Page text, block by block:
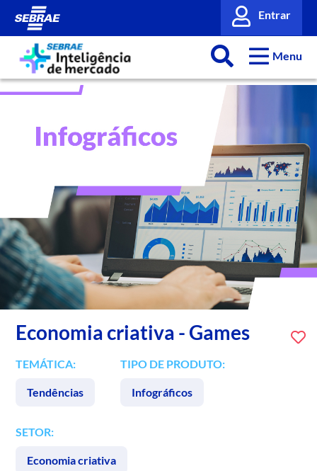
Entrar
Menu
Economia criativa - Games
TEMÁTICA:
Tendências
TIPO DE PRODUTO:
Infográficos
SETOR:
Economia criativa